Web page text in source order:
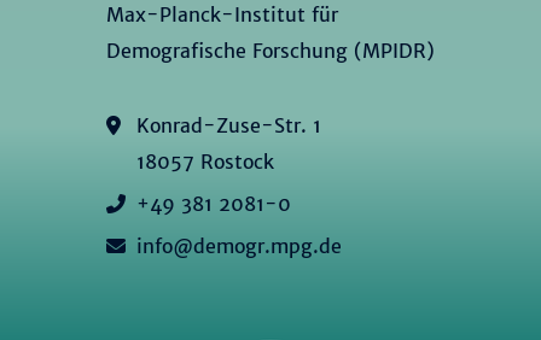
Max-Planck-Institut für
Demografische Forschung (MPIDR)
Konrad-Zuse-Str. 1
18057 Rostock
+49 381 2081-0
info@demogr.mpg.de